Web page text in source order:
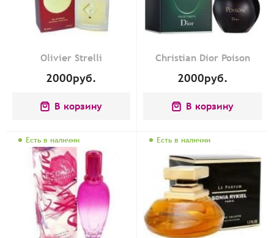
Olivier Strelli
2000руб.
В корзину
Christian Dior Poison
2000руб.
В корзину
Есть в наличии Есть в наличии